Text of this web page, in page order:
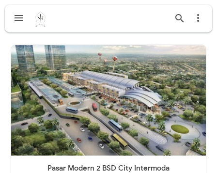
  
Pasar Modern 2 BSD City Intermoda